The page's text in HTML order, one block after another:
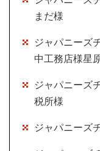
まだ様
ジャパニーズ
中工務店様星
ジャパニーズ
税所様
ジャパニーズ